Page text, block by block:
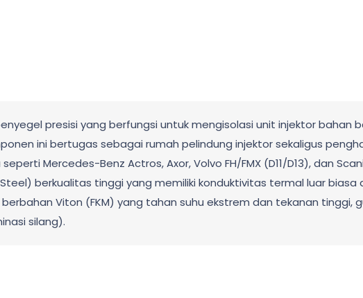
presisi yang berfungsi untuk mengisolasi unit injektor bahan
ini bertugas sebagai rumah pelindung injektor sekaligus
Mercedes-Benz Actros, Axor, Volvo FH/FMX (D11/D13), dan
berkualitas tinggi yang memiliki konduktivitas termal luar biasa
Viton (FKM) yang tahan suhu ekstrem dan tekanan
silang).